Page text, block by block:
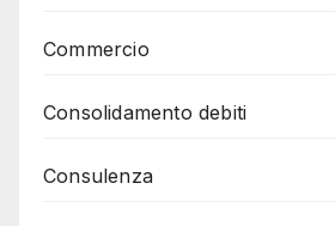
Commercio
Consolidamento debiti
Consulenza